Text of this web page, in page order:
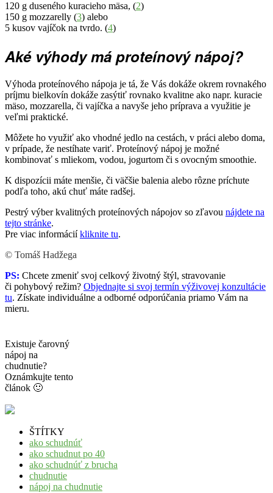
120 g duseného kuracieho mäsa, (2)
150 g mozzarelly (3) alebo
5 kusov vajíčok na tvrdo. (4)
Aké výhody má proteínový nápoj?
Výhoda proteínového nápoja je tá, že Vás dokáže okrem rovnakého
príjmu bielkovín dokáže zasýtiť rovnako kvalitne ako napr. kuracie
mäso, mozzarella, či vajíčka a navyše jeho príprava a využitie je
veľmi praktické.
Môžete ho využiť ako vhodné jedlo na cestách, v práci alebo doma,
v prípade, že nestíhate variť. Proteínový nápoj je možné
kombinovať s mliekom, vodou, jogurtom či s ovocným smoothie.
K dispozícii máte menšie, či väčšie balenia alebo rôzne príchute
podľa toho, akú chuť máte radšej.
Pestrý výber kvalitných proteínových nápojov so zľavou nájdete na
tejto stránke.
Pre viac informáciíkliknite tu.
© Tomáš Hadžega
PS: Chcete zmeniť svoj celkový životný štýl, stravovanie
či pohybový režim? Objednajte si svoj termín výživovej konzultácie
tu. Získate individuálne a odborné odporúčania priamo Vám na
mieru.
Existuje čarovný
nápoj na
chudnutie?
Oznámkujte tento
článok 🙂
ŠTÍTKY
ako schudnúť
ako schudnut po 40
ako schudnúť z brucha
chudnutie
nápoj na chudnutie